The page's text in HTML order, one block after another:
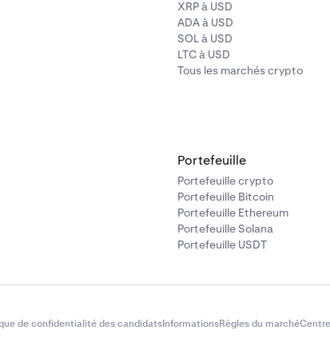
XRP à USD
ADA à USD
SOL à USD
LTC à USD
Tous les marchés crypto
Portefeuille
Portefeuille crypto
Portefeuille Bitcoin
Portefeuille Ethereum
Portefeuille Solana
Portefeuille USDT
de confidentialité des candidatsInformationsRègles du marché